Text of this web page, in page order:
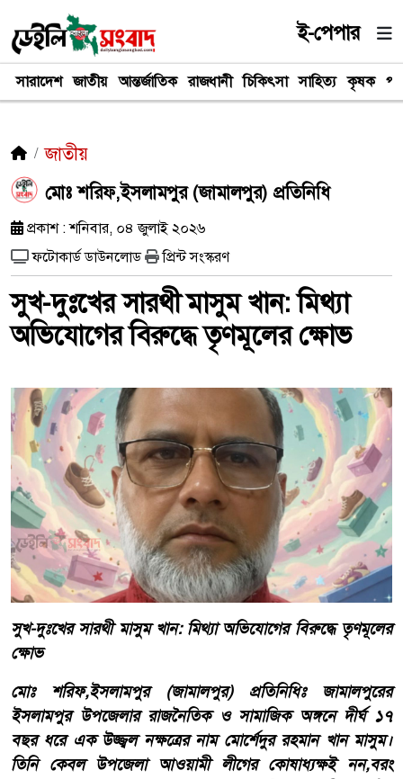
ই-পেপার
সারাদেশ জাতীয় আন্তর্জাতিক রাজধানী চিকিৎসা সাহিত্য কৃষক
জাতীয়
মোঃ শরিফ,​ইসলামপুর (জামালপুর) প্রতিনিধি
প্রকাশ : শনিবার, ০৪ জুলাই ২০২৬
ফটোকার্ড ডাউনলোড
প্রিন্ট সংস্করণ
​সুখ-দুঃখের সারথী মাসুম খান: মিথ্যা
অভিযোগের বিরুদ্ধে তৃণমূলের ক্ষোভ
​সুখ-দুঃখের সারথী মাসুম খান: মিথ্যা অভিযোগের বিরুদ্ধে তৃণমূলের
ক্ষোভ
মোঃ শরিফ,​ইসলামপুর (জামালপুর) প্রতিনিধিঃ জামালপুরের
ইসলামপুর উপজেলার রাজনৈতিক ও সামাজিক অঙ্গনে দীর্ঘ ১৭
বছর ধরে এক উজ্জ্বল নক্ষত্রের নাম মোর্শেদুর রহমান খান মাসুম।
তিনি কেবল উপজেলা আওয়ামী লীগের কোষাধ্যক্ষই নন,বরং